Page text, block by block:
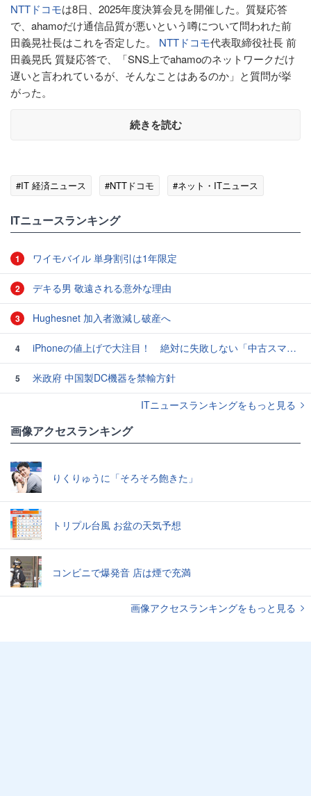
NTTドコモは8日、2025年度決算会見を開催した。質疑応答
で、ahamoだけ通信品質が悪いという噂について問われた前
田義晃社長はこれを否定した。 NTTドコモ代表取締役社長 前
田義晃氏 質疑応答で、「SNS上でahamoのネットワークだけ
遅いと言われているが、そんなことはあるのか」と質問が挙
がった。
続きを読む
#IT 経済ニュース #NTTドコモ #ネット・ITニュース
ITニュースランキング
1 ワイモバイル 単身割引は1年限定
2 デキる男 敬遠される意外な理由
3 Hughesnet 加入者激減し破産へ
4 iPhoneの値上げで大注目！ 絶対に失敗しない「中古スマホ」の売り方＆買い方
5
米政府 中国製DC機器を禁輸方針
ITニュースランキングをもっと見る
画像アクセスランキング
りくりゅうに「そろそろ飽きた」
トリプル台風 お盆の天気予想
コンビニで爆発音 店は煙で充満
画像アクセスランキングをもっと見る